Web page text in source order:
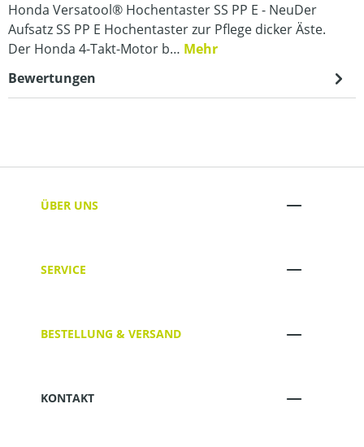
Honda Versatool® Hochentaster SS PP E - NeuDer
Aufsatz SS PP E Hochentaster zur Pflege dicker Äste.
Der Honda 4-Takt-Motor b… Mehr
Bewertungen
ÜBER UNS
SERVICE
BESTELLUNG & VERSAND
KONTAKT